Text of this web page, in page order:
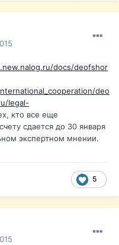
docs/deofshor
deo
legal-
кто все еще
сдается до 30 января
экспертном мнении.
5